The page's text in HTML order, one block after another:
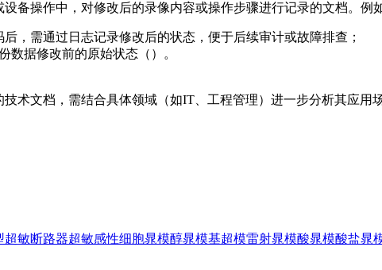
备操作中，对修改后的录像内容或操作步骤进行记录的文档。例
，需通过日志记录修改后的状态，便于后续审计或故障排查；
数据修改前的原始状态（）。
术文档，需结合具体领域（如IT、工程管理）进一步分析其应用场
超敏断路器超敏感性细胞晁模醇晁模基超模雷射晁模酸晁模酸盐晁